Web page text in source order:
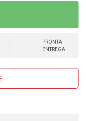
PRONTA
ENTREGA